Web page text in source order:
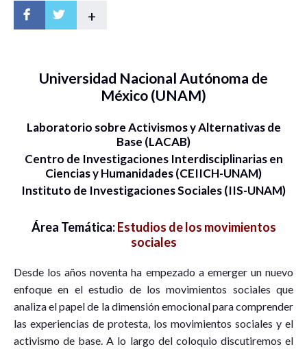
+
Universidad Nacional Autónoma de
México (UNAM)
Laboratorio sobre Activismos y Alternativas de
Base (LACAB)
Centro de Investigaciones Interdisciplinarias en
Ciencias y Humanidades (CEIICH-UNAM)
Instituto de Investigaciones Sociales (IIS-UNAM)
Área Temática:Estudios de los movimientos
sociales
Desde los años noventa ha empezado a emerger un nuevo
enfoque en el estudio de los movimientos sociales que
analiza el papel de la dimensión emocional para comprender
las experiencias de protesta, los movimientos sociales y el
activismo de base. A lo largo del coloquio discutiremos el